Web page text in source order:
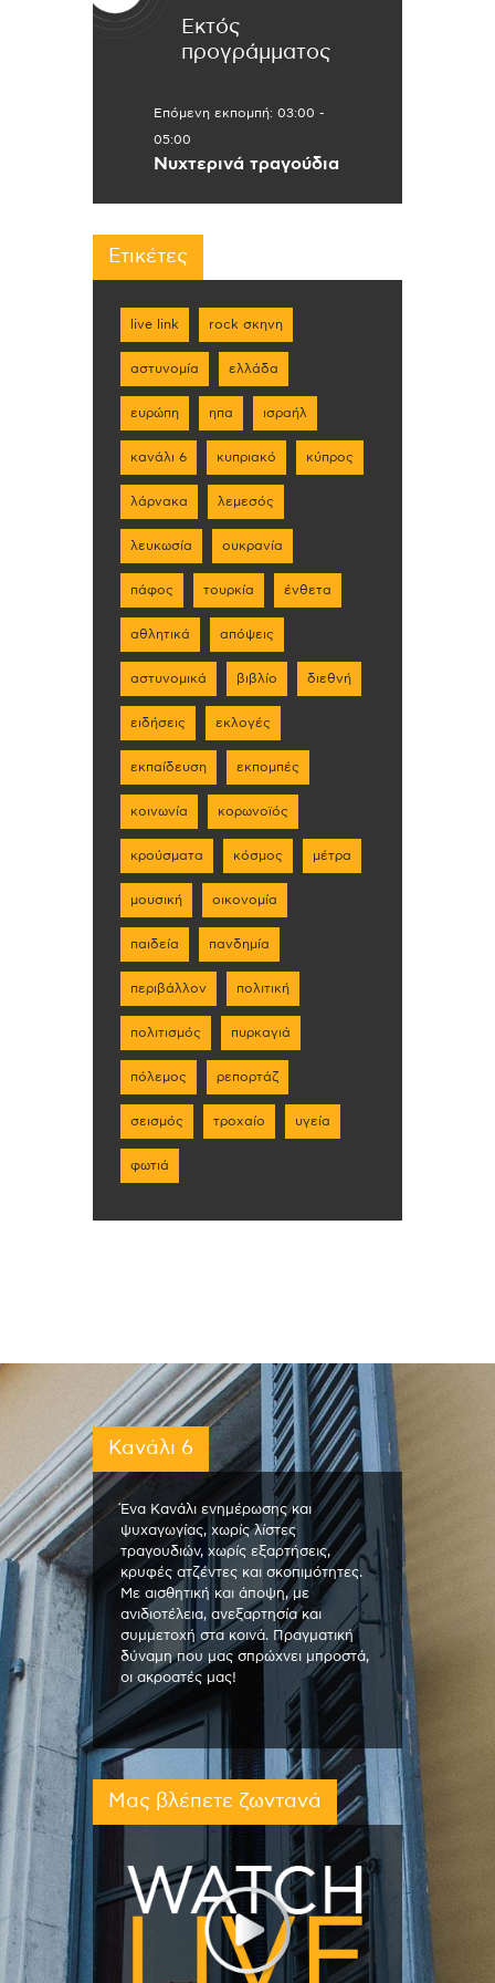
Εκτός
προγράμματος
Επόμενη εκπομπή: 03:00 -
05:00
Νυχτερινά τραγούδια
Ετικέτες
live link rock σκηνη
αστυνομία ελλάδα
ευρώπη ηπα ισραήλ
κανάλι 6 κυπριακό κύπρος
λάρνακα λεμεσός
λευκωσία ουκρανία
πάφος τουρκία ένθετα
αθλητικά απόψεις
αστυνομικά βιβλίο διεθνή
ειδήσεις εκλογές
εκπαίδευση εκπομπές
κοινωνία κορωνοϊός
κρούσματα κόσμος μέτρα
μουσική οικονομία
παιδεία πανδημία
περιβάλλον πολιτική
πολιτισμός πυρκαγιά
πόλεμος ρεπορτάζ
σεισμός τροχαίο υγεία
φωτιά
Κανάλι 6
Ένα Κανάλι ενημέρωσης και
ψυχαγωγίας, χωρίς λίστες
τραγουδιών, χωρίς εξαρτήσεις,
κρυφές ατζέντες και σκοπιμότητες.
Με αισθητική και άποψη, με
ανιδιοτέλεια, ανεξαρτησία και
συμμετοχή στα κοινά. Πραγματική
δύναμη που μας σπρώχνει μπροστά,
οι ακροατές μας!
Μας βλέπετε ζωντανά